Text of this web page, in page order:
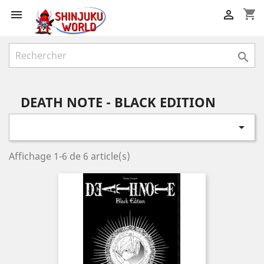
 shopping_cart


DEATH NOTE - BLACK EDITION

Affichage 1-6 de 6 article(s)